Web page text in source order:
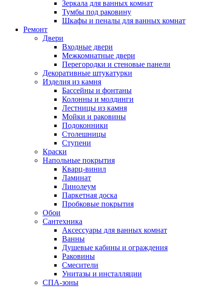
Зеркала для ванных комнат
Тумбы под раковину
Шкафы и пеналы для ванных комнат
Ремонт
Двери
Входные двери
Межкомнатные двери
Перегородки и стеновые панели
Декоративные штукатурки
Изделия из камня
Бассейны и фонтаны
Колонны и молдинги
Лестницы из камня
Мойки и раковины
Подоконники
Столешницы
Ступени
Краски
Напольные покрытия
Кварц-винил
Ламинат
Линолеум
Паркетная доска
Пробковые покрытия
Обои
Сантехника
Аксессуары для ванных комнат
Ванны
Душевые кабины и ограждения
Раковины
Смесители
Унитазы и инсталляции
СПА-зоны